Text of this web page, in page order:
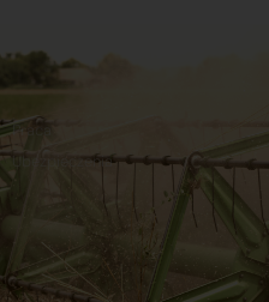
Praca
Ubezpieczenia